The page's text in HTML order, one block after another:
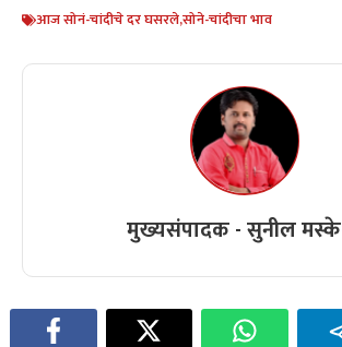
आज सोनं-चांदीचे दर घसरले,सोने-चांदीचा भाव
मुख्यसंपादक - सुनील मस्के